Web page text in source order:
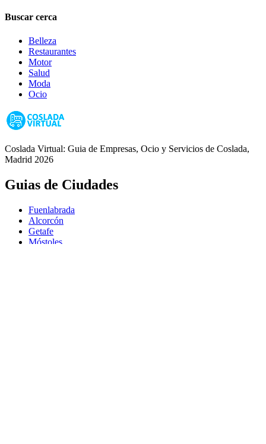
Buscar cerca
Belleza
Restaurantes
Motor
Salud
Moda
Ocio
Coslada Virtual: Guia de Empresas, Ocio y Servicios de Coslada,
Madrid 2026
Guias de Ciudades
Fuenlabrada
Alcorcón
Getafe
Móstoles